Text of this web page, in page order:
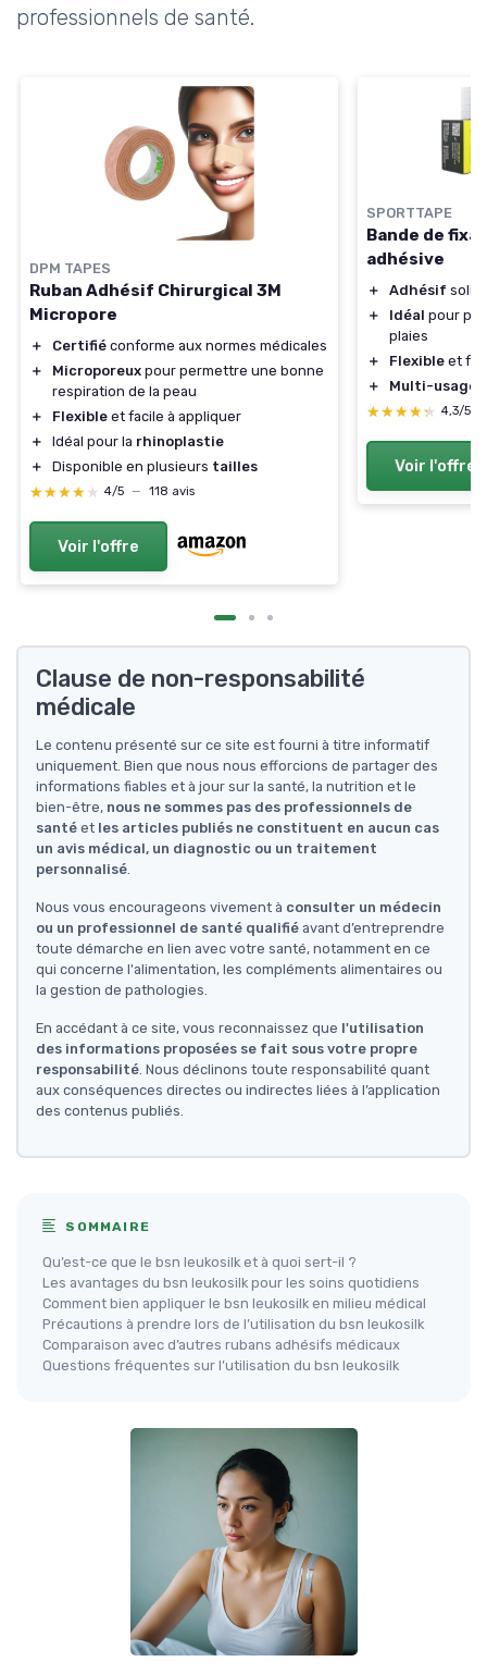
professionnels de santé.
DPM TAPES
Ruban Adhésif Chirurgical 3M
Micropore
＋ Certifié conforme aux normes médicales
＋
Microporeux pour permettre une bonne
respiration de la peau
＋
Flexible et facile à appliquer
＋
Idéal pour la rhinoplastie
＋
Disponible en plusieurs tailles
★★★★★
★★★★★ 4/5 — 118 avis
Voir l'offre
SPORTTAPE
Bande de
adhésive
＋ Adhésif
＋
Idéal pour
plaies
＋
Flexible et
＋
Multi-usages
★★★★★
★★★★★ 4,3/5
Voir l'offre
Clause de non-responsabilité
médicale
Le contenu présenté sur ce site est fourni à titre informatif
uniquement. Bien que nous nous efforcions de partager des
informations fiables et à jour sur la santé, la nutrition et le
bien-être, nous ne sommes pas des professionnels de
santé et les articles publiés ne constituent en aucun cas
un avis médical, un diagnostic ou un traitement
personnalisé
Nous vous encourageons vivement à consulter un médecin
ou un professionnel de santé qualifié avant d’entreprendre
toute démarche en lien avec votre santé, notamment en ce
qui concerne l'alimentation, les compléments alimentaires ou
la gestion de pathologies.
En accédant à ce site, vous reconnaissez que l'utilisation
des informations proposées se fait sous votre propre
responsabilité . Nous déclinons toute responsabilité quant
aux conséquences directes ou indirectes liées à l’application
des contenus publiés.
SOMMAIRE
Qu’est-ce que le bsn leukosilk et à quoi sert-il ?
Les avantages du bsn leukosilk pour les soins quotidiens
Comment bien appliquer le bsn leukosilk en milieu médical
Précautions à prendre lors de l’utilisation du bsn leukosilk
Comparaison avec d’autres rubans adhésifs médicaux
Questions fréquentes sur l’utilisation du bsn leukosilk